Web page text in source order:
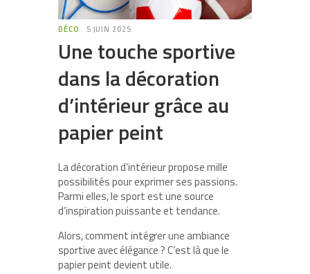
DÉCO 5 JUIN 2025
Une touche sportive
dans la décoration
d’intérieur grâce au
papier peint
La décoration d’intérieur propose mille
possibilités pour exprimer ses passions.
Parmi elles, le sport est une source
d’inspiration puissante et tendance.
Alors, comment intégrer une ambiance
sportive avec élégance ? C’est là que le
papier peint devient utile.